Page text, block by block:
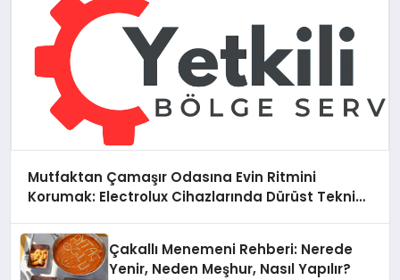
Mutfaktan Çamaşır Odasına Evin Ritmini
Korumak: Electrolux Cihazlarında Dürüst Teknik
Çakallı Menemeni Rehberi: Nerede
Yenir, Neden Meşhur, Nasıl Yapılır?